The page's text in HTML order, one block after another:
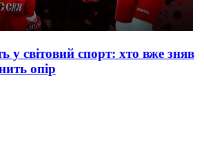
у світовий спорт: хто вже зняв
опір